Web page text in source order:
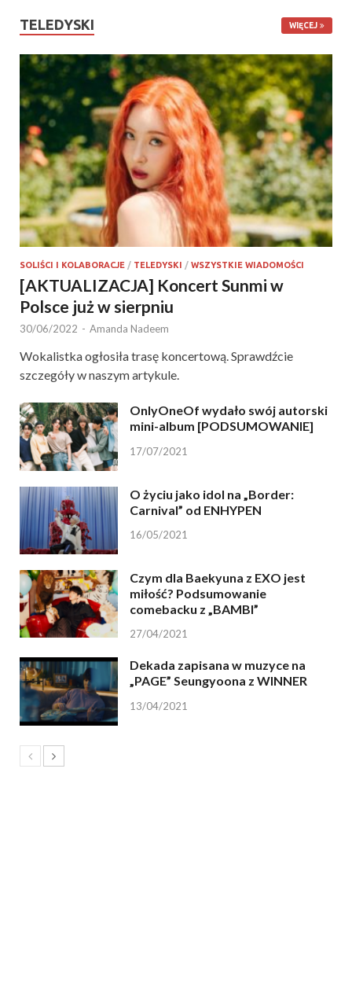
TELEDYSKI WIĘCEJ
SOLIŚCI I KOLABORACJE / TELEDYSKI / WSZYSTKIE WIADOMOŚCI
[AKTUALIZACJA] Koncert Sunmi w
Polsce już w sierpniu
30/06/2022 - Amanda Nadeem
Wokalistka ogłosiła trasę koncertową. Sprawdźcie
szczegóły w naszym artykule.
OnlyOneOf wydało swój autorski
mini-album [PODSUMOWANIE]
17/07/2021
O życiu jako idol na „Border:
Carnival” od ENHYPEN
16/05/2021
Czym dla Baekyuna z EXO jest
miłość? Podsumowanie
comebacku z „BAMBI”
27/04/2021
Dekada zapisana w muzyce na
„PAGE” Seungyoona z WINNER
13/04/2021